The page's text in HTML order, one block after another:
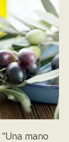
“Una mano